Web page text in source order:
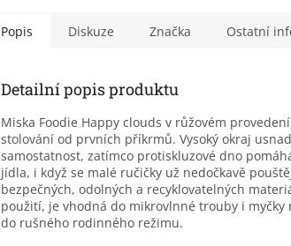
Popis Diskuze Značka Ostatní
Detailní popis produktu
Miska Foodie Happy clouds v růžovém
stolování od prvních příkrmů. Vysoký okraj
samostatnost, zatímco protiskluzové dno
jídla, i když se malé ručičky už nedočkavě
bezpečných, odolných a recyklovatelných
použití, je vhodná do mikrovlnné trouby i
do rušného rodinného režimu.